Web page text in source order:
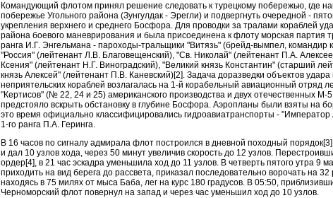
Командующий флотом принял решение следовать к турецкому побережью, где
побережье Угольного района (Зунгулдак - Эрегли) и подвергнуть очередной -
укрепления верхнего и среднего Босфора. Для проводки за тралами кораблей
района боевого маневрирования и была присоединена к флоту морская партия
ранга И.Г. Энгельмана - пароходы-тральщики "Витязь" (брейд-вымпел, командир
"Россия" (лейтенант Л.В. Благовещенский), "Св. Николай" (лейтенант П.А.
Ксения" (лейтенант Н.Г. Виноградский), "Великий князь Константин" (старший
князь Алексей" (лейтенант П.В. Каневский)[2]. Задача доразведки объектов
неприятельских кораблей возлагалась на 1-й корабельный авиационный отряд
"Кертисов" (№ 22, 24 и 25) американского производства и двух отечественных
предстояло вскрыть обстановку в глубине Босфора. Аэропланы были взяты на
это время официально классифицировались гидроавиатранспорты -
1-го ранга П.А. Геринга.
В 16 часов по сигналу адмирала флот построился в дневной походный
и дал 10 узлов хода, через 50 минут увеличив скорость до 12 узлов.
ордер[4], в 21 час эскадра уменьшила ход до 11 узлов. В четверть пятого утра
приходить на вид берега до рассвета, приказал последовательно ворочать на
находясь в 75 милях от мыса Баба, лег на курс 180 градусов. В 05:50,
Черноморский флот повернул на запад и через час уменьшил ход до 10 узлов.